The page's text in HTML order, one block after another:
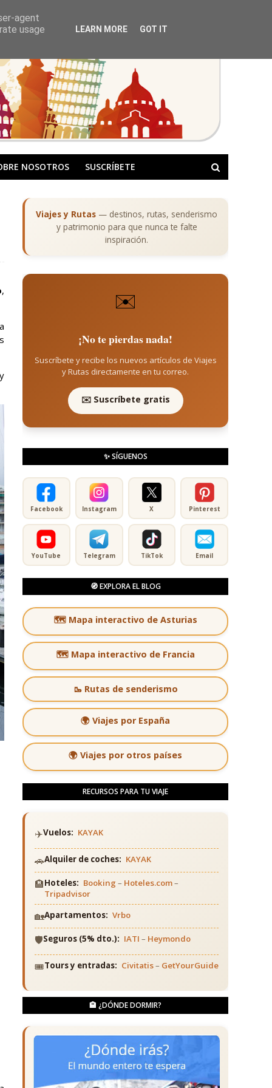
NOSOTROS SUSCRÍBETE
,
Viajes y Rutas — destinos, rutas, senderismo
y patrimonio para que nunca te falte
inspiración.
✉️
¡No te pierdas nada!
Suscríbete y recibe los nuevos artículos de Viajes
y Rutas directamente en tu correo.
✉️ Suscríbete gratis
✨ SÍGUENOS
Facebook Instagram X Pinterest
YouTube Telegram TikTok Email
🧭 EXPLORA EL BLOG
🗺️ Mapa interactivo de Asturias
🗺️ Mapa interactivo de Francia
🥾 Rutas de senderismo
🌍 Viajes por España
🌍 Viajes por otros países
RECURSOS PARA TU VIAJE
✈️Vuelos: KAYAK
🚗Alquiler de coches: KAYAK
🏨Hoteles: Booking – Hoteles.com–
Tripadvisor
🏡Apartamentos: Vrbo
🛡️Seguros (5% dto.): IATI – Heymondo
🎟️Tours y entradas: Civitatis– GetYourGuide
🏨 ¿DÓNDE DORMIR?
agent
usage
LEARN MORE GOT IT